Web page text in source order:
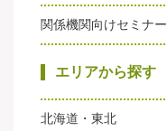
関係機関向けセミナー
エリアから探す
北海道・東北